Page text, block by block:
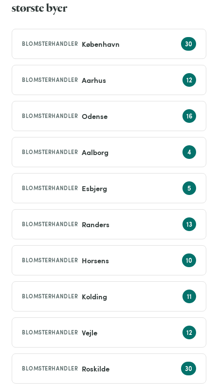
største byer
BLOMSTERHANDLER København
BLOMSTERHANDLER Aarhus
BLOMSTERHANDLER Odense
BLOMSTERHANDLER Aalborg
BLOMSTERHANDLER Esbjerg
BLOMSTERHANDLER Randers
BLOMSTERHANDLER Horsens
BLOMSTERHANDLER Kolding
BLOMSTERHANDLER Vejle
BLOMSTERHANDLER Roskilde